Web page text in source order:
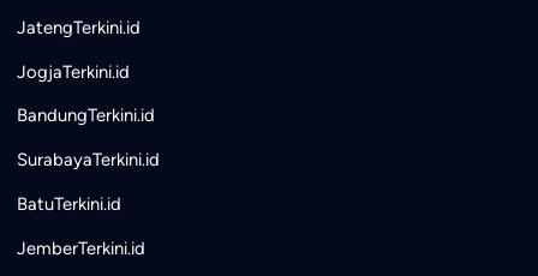
JatengTerkini.id
JogjaTerkini.id
BandungTerkini.id
SurabayaTerkini.id
BatuTerkini.id
JemberTerkini.id